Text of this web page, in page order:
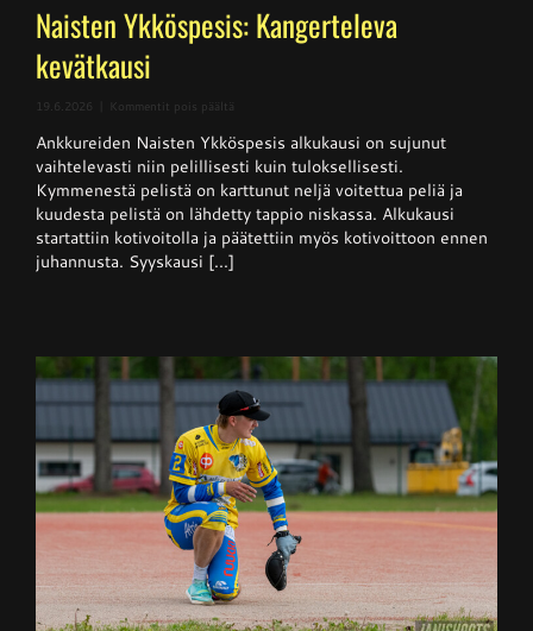
Naisten Ykköspesis: Kangerteleva
kevätkausi
19.6.2026 Kommentit pois päältä
Ykköspesis:
Kangerteleva
kevätkausi
Ankkureiden Naisten Ykköspesis alkukausi on sujunut
vaihtelevasti niin pelillisesti kuin tuloksellisesti.
Kymmenestä pelistä on karttunut neljä voitettua peliä ja
kuudesta pelistä on lähdetty tappio niskassa. Alkukausi
startattiin kotivoitolla ja päätettiin myös kotivoittoon ennen
juhannusta. Syyskausi [...]